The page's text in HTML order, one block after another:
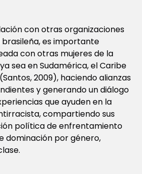
con otras organizaciones
brasileña, es importante
con otras mujeres de la
sea en Sudamérica, el Caribe
2009), haciendo alianzas
y generando un diálogo
que ayuden en la
compartiendo sus
política de enfrentamiento
dominación por género,